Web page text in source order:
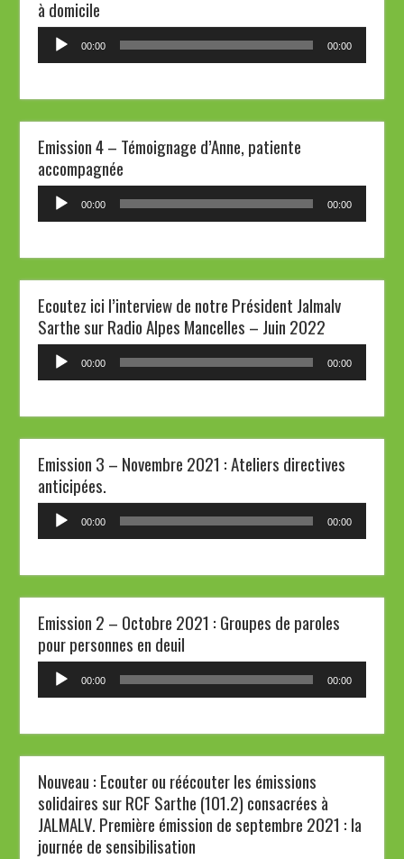
à domicile
Lecteur
00:00 00:00
Emission 4 – Témoignage d’Anne, patiente
accompagnée
Lecteur
00:00 00:00
Ecoutez ici l’interview de notre Président Jalmalv
Sarthe sur Radio Alpes Mancelles – Juin 2022
Lecteur
00:00 00:00
Emission 3 – Novembre 2021 : Ateliers directives
anticipées.
Lecteur
00:00 00:00
Emission 2 – Octobre 2021 : Groupes de paroles
pour personnes en deuil
Lecteur
00:00 00:00
Nouveau : Ecouter ou réécouter les émissions
solidaires sur RCF Sarthe (101.2) consacrées à
JALMALV. Première émission de septembre 2021 : la
journée de sensibilisation